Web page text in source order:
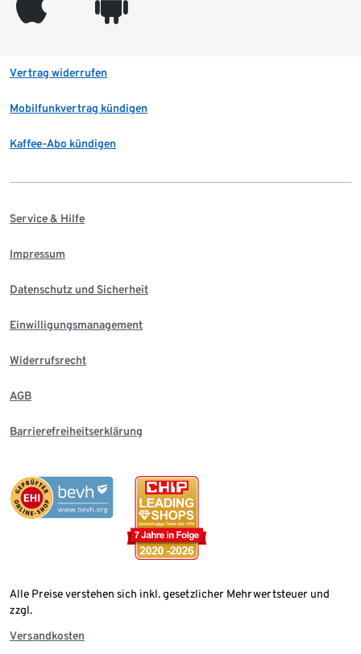
Vertrag widerrufen
Mobilfunkvertrag kündigen
Kaffee-Abo kündigen
Service & Hilfe
Impressum
Datenschutz und Sicherheit
Einwilligungsmanagement
Widerrufsrecht
AGB
Barrierefreiheitserklärung
Alle Preise verstehen sich inkl. gesetzlicher Mehrwertsteuer und
zzgl.
Versandkosten